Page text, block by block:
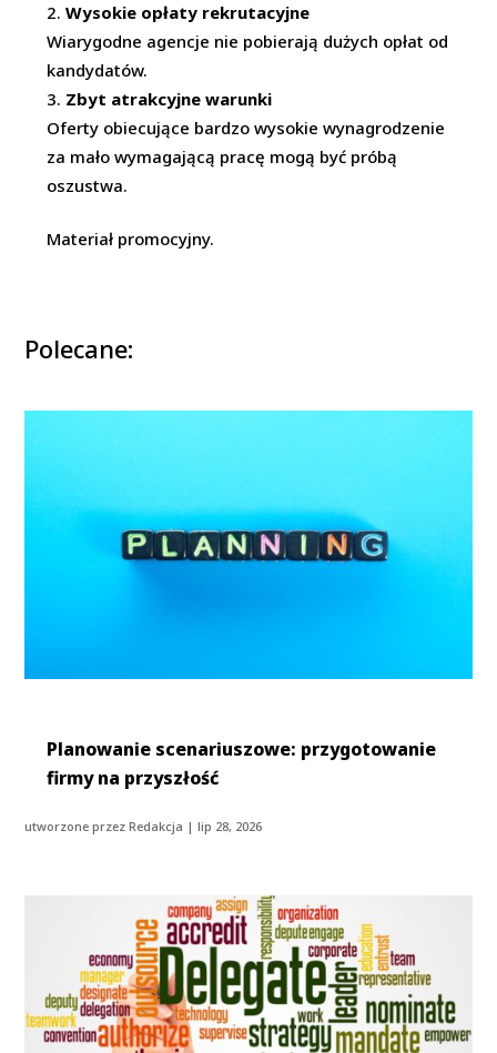
Wysokie opłaty rekrutacyjne
Wiarygodne agencje nie pobierają dużych opłat od
kandydatów.
Zbyt atrakcyjne warunki
Oferty obiecujące bardzo wysokie wynagrodzenie
za mało wymagającą pracę mogą być próbą
oszustwa.
Materiał promocyjny.
Polecane:
Planowanie scenariuszowe: przygotowanie
firmy na przyszłość
utworzone przezRedakcja |lip 28, 2026